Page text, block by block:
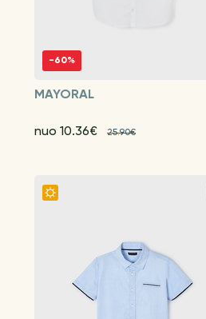
-60%
MAYORAL
nuo 10.36€ 25.90€